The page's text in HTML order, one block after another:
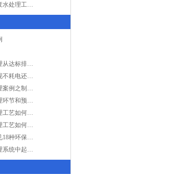
生物制剂在印染废水处理工艺技术中效果如何？
江苏工业废水处理从达标排放到零排放
污水处理项目实现不耗电还省电的技术革新
苏州有机废气处理案例之制药类企业处理工艺
苏州废水的预处理环节和预计达到目的
苏州高盐废水处理工艺如何实现行业升级
苏州高盐废水处理工艺如何实现行业升级
苏州废水处理常见18种环保术语，秒懂！
调节池对废水处理系统中起到怎样的作用？